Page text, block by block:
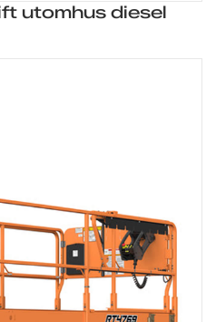
utomhus diesel